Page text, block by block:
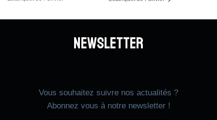
Newsletter
Vous souhaitez suivre nos actualités ?
Abonnez vous à notre newsletter !